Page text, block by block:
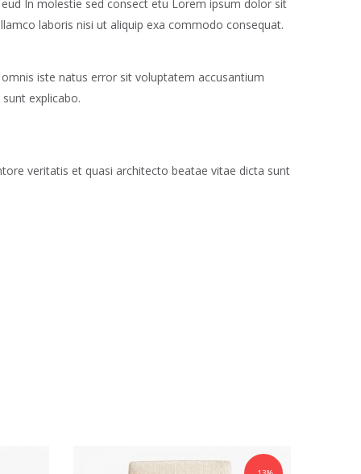
In molestie sed consect etu Lorem ipsum dolor sit
laboris nisi ut aliquip exa commodo consequat.
iste natus error sit voluptatem accusantium
explicabo.
veritatis et quasi architecto beatae vitae dicta sunt